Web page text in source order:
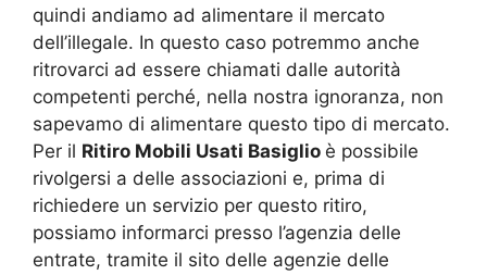
quindi andiamo ad alimentare il mercato
dell’illegale. In questo caso potremmo anche
ritrovarci ad essere chiamati dalle autorità
competenti perché, nella nostra ignoranza, non
sapevamo di alimentare questo tipo di mercato.
Per il Ritiro Mobili Usati Basiglio è possibile
rivolgersi a delle associazioni e, prima di
richiedere un servizio per questo ritiro,
possiamo informarci presso l’agenzia delle
entrate, tramite il sito delle agenzie delle